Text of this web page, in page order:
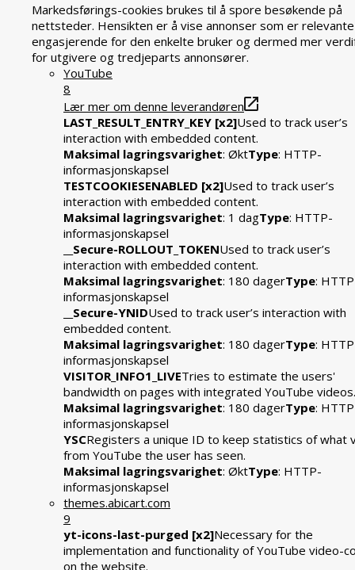
Markedsførings-cookies brukes til å spore besøkende på
nettsteder. Hensikten er å vise annonser som er
engasjerende for den enkelte bruker og dermed mer
for utgivere og tredjeparts annonsører.
YouTube
8
Lær mer om denne leverandøren
LAST_RESULT_ENTRY_KEY [x2]Used to track user’s
interaction with embedded content.
Maksimal lagringsvarighet: ØktType: HTTP-
informasjonskapsel
TESTCOOKIESENABLED [x2]Used to track user’s
interaction with embedded content.
Maksimal lagringsvarighet: 1 dagType: HTTP-
informasjonskapsel
__Secure-ROLLOUT_TOKENUsed to track user’s
interaction with embedded content.
Maksimal lagringsvarighet: 180 dagerType:
informasjonskapsel
__Secure-YNIDUsed to track user’s interaction with
embedded content.
Maksimal lagringsvarighet: 180 dagerType:
informasjonskapsel
VISITOR_INFO1_LIVETries to estimate the users'
bandwidth on pages with integrated YouTube videos.
Maksimal lagringsvarighet: 180 dagerType:
informasjonskapsel
YSCRegisters a unique ID to keep statistics of what
from YouTube the user has seen.
Maksimal lagringsvarighet: ØktType: HTTP-
informasjonskapsel
themes.abicart.com
9
yt-icons-last-purged [x2]Necessary for the
implementation and functionality of YouTube video-
on the website.